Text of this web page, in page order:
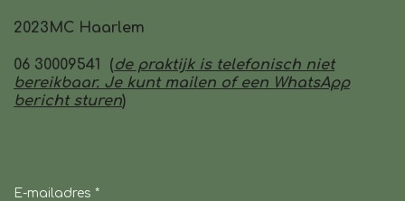
2023MC Haarlem
06 30009541 (de praktijk is telefonisch niet
bereikbaar. Je kunt mailen of een WhatsApp
bericht sturen)
E-mailadres *